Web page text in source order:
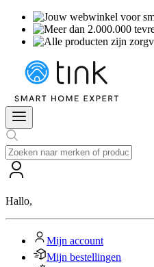
Hallo,
Mijn account
Mijn bestellingen